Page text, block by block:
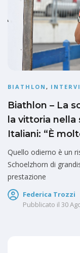
BIATHLON ,
Biathlon – La
la vittoria
Italiani: “È
Quello odierno è un
Schoelzhorn di
prestazione
Federica Trozzi
Pubblicato il 30